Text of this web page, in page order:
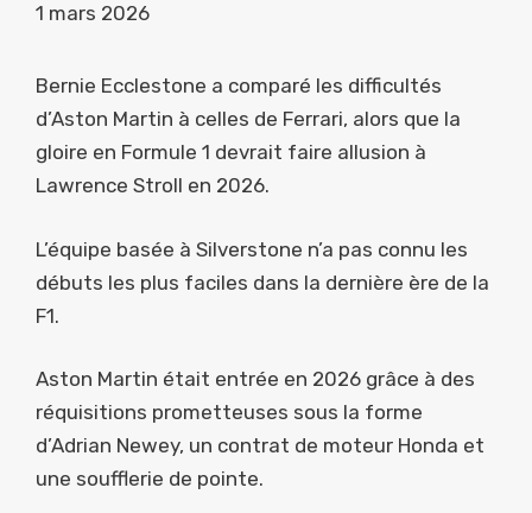
1 mars 2026
Bernie Ecclestone a comparé les difficultés
d’Aston Martin à celles de Ferrari, alors que la
gloire en Formule 1 devrait faire allusion à
Lawrence Stroll en 2026.
L’équipe basée à Silverstone n’a pas connu les
débuts les plus faciles dans la dernière ère de la
F1.
Aston Martin était entrée en 2026 grâce à des
réquisitions prometteuses sous la forme
d’Adrian Newey, un contrat de moteur Honda et
une soufflerie de pointe.